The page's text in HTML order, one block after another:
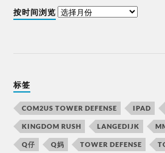
按时间浏览
标签
COM2US TOWER DEFENSE IPAD
KINGDOM RUSH LANGEDIJK
Q仔 Q妈 TOWER DEFENSE